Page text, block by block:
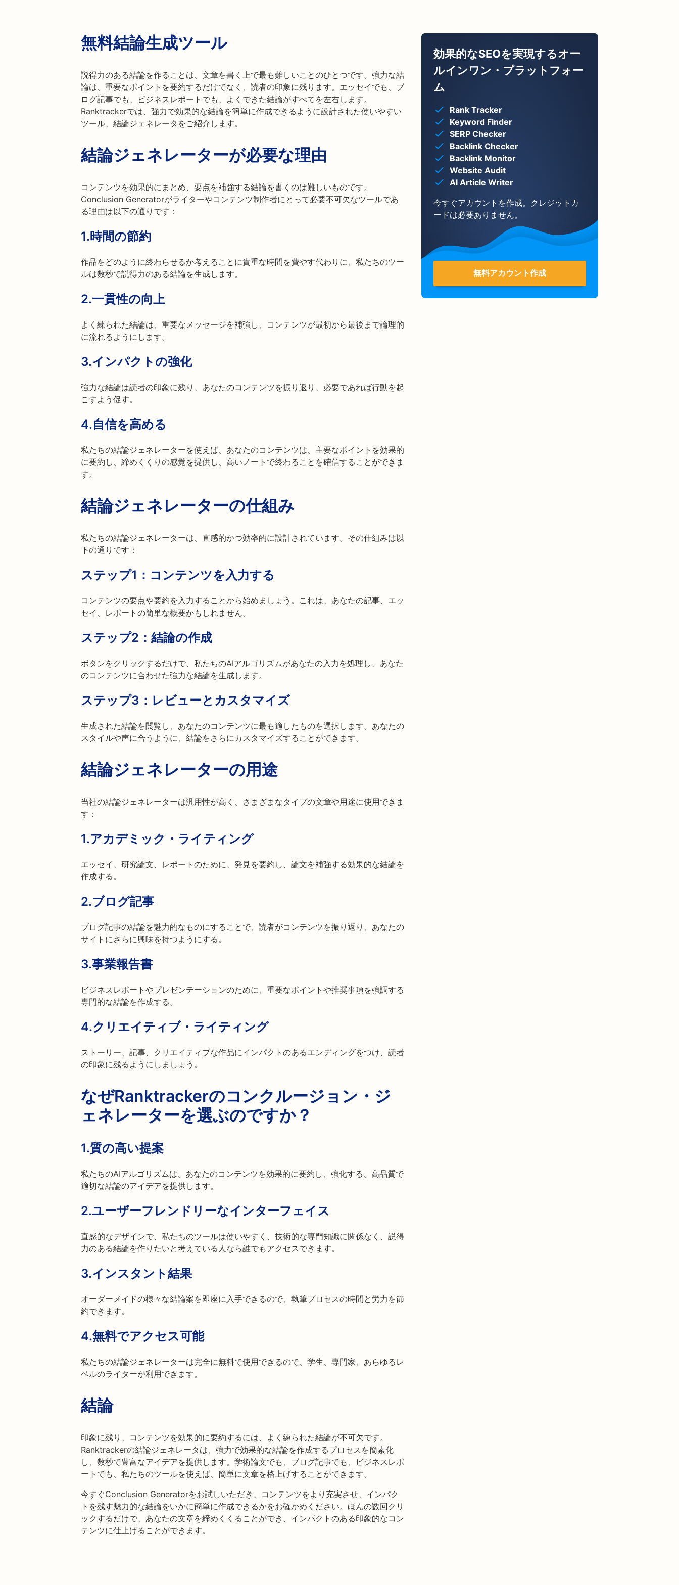
無料結論生成ツール
説得力のある結論を作ることは、文章を書く上で最も難しいことのひとつです。強力な結
論は、重要なポイントを要約するだけでなく、読者の印象に残ります。エッセイでも、ブ
ログ記事でも、ビジネスレポートでも、よくできた結論がすべてを左右します。
Ranktrackerでは、強力で効果的な結論を簡単に作成できるように設計された使いやすい
ツール、結論ジェネレータをご紹介します。
結論ジェネレーターが必要な理由
コンテンツを効果的にまとめ、要点を補強する結論を書くのは難しいものです。
Conclusion Generatorがライターやコンテンツ制作者にとって必要不可欠なツールであ
る理由は以下の通りです：
1.時間の節約
作品をどのように終わらせるか考えることに貴重な時間を費やす代わりに、私たちのツー
ルは数秒で説得力のある結論を生成します。
2.一貫性の向上
よく練られた結論は、重要なメッセージを補強し、コンテンツが最初から最後まで論理的
に流れるようにします。
3.インパクトの強化
強力な結論は読者の印象に残り、あなたのコンテンツを振り返り、必要であれば行動を起
こすよう促す。
4.自信を高める
私たちの結論ジェネレーターを使えば、あなたのコンテンツは、主要なポイントを効果的
に要約し、締めくくりの感覚を提供し、高いノートで終わることを確信することができま
す。
結論ジェネレーターの仕組み
私たちの結論ジェネレーターは、直感的かつ効率的に設計されています。その仕組みは以
下の通りです：
ステップ1：コンテンツを入力する
コンテンツの要点や要約を入力することから始めましょう。これは、あなたの記事、エッ
セイ、レポートの簡単な概要かもしれません。
ステップ2：結論の作成
ボタンをクリックするだけで、私たちのAIアルゴリズムがあなたの入力を処理し、あなた
のコンテンツに合わせた強力な結論を生成します。
ステップ3：レビューとカスタマイズ
生成された結論を閲覧し、あなたのコンテンツに最も適したものを選択します。あなたの
スタイルや声に合うように、結論をさらにカスタマイズすることができます。
結論ジェネレーターの用途
当社の結論ジェネレーターは汎用性が高く、さまざまなタイプの文章や用途に使用できま
す：
1.アカデミック・ライティング
エッセイ、研究論文、レポートのために、発見を要約し、論文を補強する効果的な結論を
作成する。
2.ブログ記事
ブログ記事の結論を魅力的なものにすることで、読者がコンテンツを振り返り、あなたの
サイトにさらに興味を持つようにする。
3.事業報告書
ビジネスレポートやプレゼンテーションのために、重要なポイントや推奨事項を強調する
専門的な結論を作成する。
4.クリエイティブ・ライティング
ストーリー、記事、クリエイティブな作品にインパクトのあるエンディングをつけ、読者
の印象に残るようにしましょう。
なぜRanktrackerのコンクルージョン・ジ
ェネレーターを選ぶのですか？
1.質の高い提案
私たちのAIアルゴリズムは、あなたのコンテンツを効果的に要約し、強化する、高品質で
適切な結論のアイデアを提供します。
2.ユーザーフレンドリーなインターフェイス
直感的なデザインで、私たちのツールは使いやすく、技術的な専門知識に関係なく、説得
力のある結論を作りたいと考えている人なら誰でもアクセスできます。
3.インスタント結果
オーダーメイドの様々な結論案を即座に入手できるので、執筆プロセスの時間と労力を節
約できます。
4.無料でアクセス可能
私たちの結論ジェネレーターは完全に無料で使用できるので、学生、専門家、あらゆるレ
ベルのライターが利用できます。
結論
印象に残り、コンテンツを効果的に要約するには、よく練られた結論が不可欠です。
Ranktrackerの結論ジェネレータは、強力で効果的な結論を作成するプロセスを簡素化
し、数秒で豊富なアイデアを提供します。学術論文でも、ブログ記事でも、ビジネスレポ
ートでも、私たちのツールを使えば、簡単に文章を格上げすることができます。
今すぐConclusion Generatorをお試しいただき、コンテンツをより充実させ、インパク
トを残す魅力的な結論をいかに簡単に作成できるかをお確かめください。ほんの数回クリ
ックするだけで、あなたの文章を締めくくることができ、インパクトのある印象的なコン
テンツに仕上げることができます。
効果的なSEOを実現するオー
ルインワン・プラットフォー
ム
Rank Tracker
Keyword Finder
SERP Checker
Backlink Checker
Backlink Monitor
Website Audit
AI Article Writer
今すぐアカウントを作成。クレジットカ
ードは必要ありません。
無料アカウント作成